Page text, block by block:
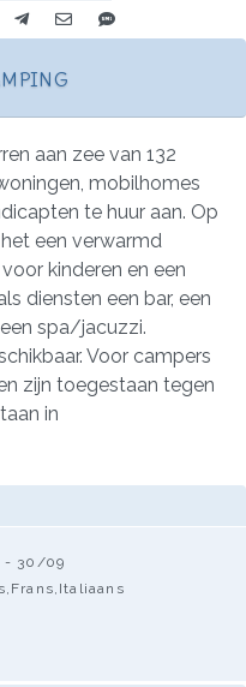
aan zee van 132
mobilhomes
te huur aan. Op
een verwarmd
kinderen en een
diensten een bar, een
spa/jacuzzi.
Voor campers
zijn toegestaan tegen
in
- 30/09